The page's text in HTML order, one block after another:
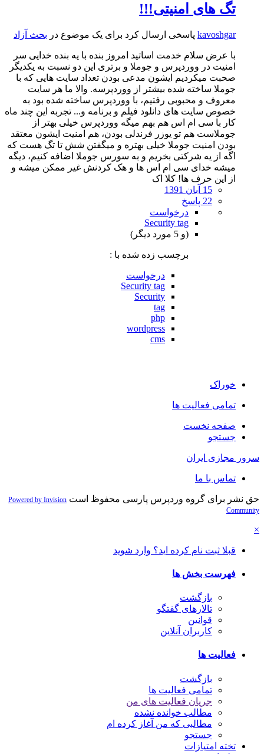
تگ های امنیتی!!!
kavoshgar پاسخی ارسال کرد برای یک موضوع در بحث آزاد
با عرض سلام خدمت اساتید امروز بنده با یه بنده خدایی سر
امنیت در ووردپرس و جوملا و برتری این دو نسبت به یکدیگر
صحبت میکردیم ایشون مدعی بودن تعداد سایت هایی که با
جوملا ساخته شده بیشتر از ووردپرسه. والا ما هر سایت
معروف و محبوبی رفتیم، با ووردپرس ساخته شده بود به
خصوص سایت های دانلود فیلم و برنامه و... تجربه این چند ماه
کار با سی ام اس هم بهم میگه ووردپرس خیلی بهتر از
جوملاست هم تو یوزر فرندلی بودن، هم امنیت ایشون معتقد
بودن امنیت جوملا خیلی بهتره و میگفتن شش تا تگ هست که
اگه از یه شرکتی بخریم و به سورس جوملا اضافه کنیم، دیگه
میشه خدای سی ام اس ها و هک کردنش غیر ممکن میشه و
از این حرف ها! کلا اک
15 آبان 1391
22 پاسخ
درخواست
Security tag
(و 5 مورد دیگر)
برچسب زده شده با :
درخواست
Security tag
Security
tag
php
wordpress
cms
خوراک
تمامی فعالیت ها
صفحه نخست
جستجو
سرور مجازی ایران
تماس با ما
حق نشر برای گروه وردپرس پارسی محفوظ است Powered by Invision
Community
×
قبلا ثبت نام کرده اید؟ وارد شوید
فهرست بخش ها
بازگشت
تالارهای گفتگو
قوانین
کاربران آنلاین
فعالیت ها
بازگشت
تمامی فعالیت ها
جریان فعالیت های من
مطالب خوانده نشده
مطالبی که من آغاز کرده ام
جستجو
تخته امتیازات